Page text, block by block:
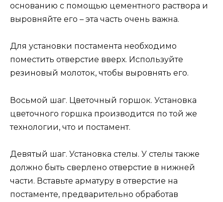
основанию с помощью цементного раствора и
выровняйте его – эта часть очень важна.
Для установки постамента необходимо
поместить отверстие вверх. Используйте
резиновый молоток, чтобы выровнять его.
Восьмой шаг. Цветочный горшок. Установка
цветочного горшка производится по той же
технологии, что и постамент.
Девятый шаг. Установка стелы. У стелы также
должно быть сверлено отверстие в нижней
части. Вставьте арматуру в отверстие на
постаменте, предварительно обработав